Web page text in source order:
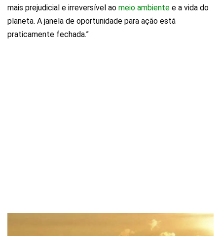
mais prejudicial e irreversível ao meio ambiente e a vida do
planeta. A janela de oportunidade para ação está
praticamente fechada.”